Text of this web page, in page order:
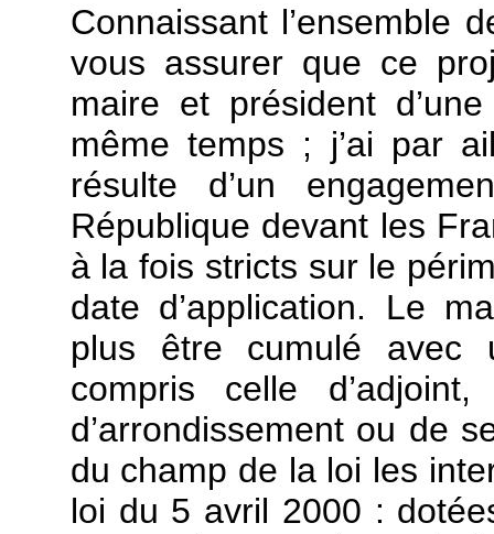
Connaissant l’ensemble
vous assurer que ce
maire et président
même temps ; j’ai par
résulte d’un
République devant les
à la fois stricts sur le
date d’application. Le
plus être cumulé avec
compris celle
d’arrondissement ou de
du champ de la loi les
loi du 5 avril 2000 :